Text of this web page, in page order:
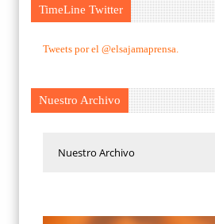
TimeLine Twitter
Tweets por el @elsajamaprensa.
Nuestro Archivo